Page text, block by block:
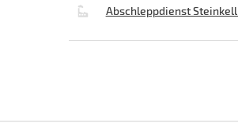
Abschleppdienst